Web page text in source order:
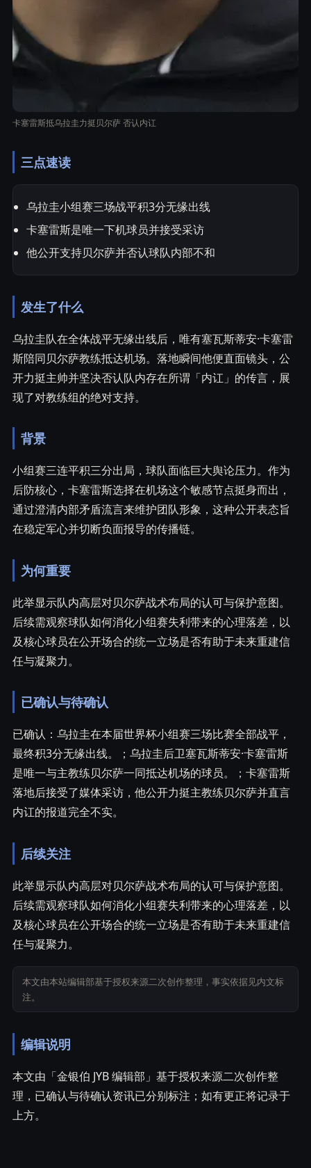
卡塞雷斯抵乌拉圭力挺贝尔萨 否认内讧
三点速读
乌拉圭小组赛三场战平积3分无缘出线
卡塞雷斯是唯一下机球员并接受采访
他公开支持贝尔萨并否认球队内部不和
发生了什么
乌拉圭队在全体战平无缘出线后，唯有塞瓦斯蒂安·卡塞雷
斯陪同贝尔萨教练抵达机场。落地瞬间他便直面镜头，公
开力挺主帅并坚决否认队内存在所谓「内讧」的传言，展
现了对教练组的绝对支持。
背景
小组赛三连平积三分出局，球队面临巨大舆论压力。作为
后防核心，卡塞雷斯选择在机场这个敏感节点挺身而出，
通过澄清内部矛盾流言来维护团队形象，这种公开表态旨
在稳定军心并切断负面报导的传播链。
为何重要
此举显示队内高层对贝尔萨战术布局的认可与保护意图。
后续需观察球队如何消化小组赛失利带来的心理落差，以
及核心球员在公开场合的统一立场是否有助于未来重建信
任与凝聚力。
已确认与待确认
已确认：乌拉圭在本届世界杯小组赛三场比赛全部战平，
最终积3分无缘出线。；乌拉圭后卫塞瓦斯蒂安·卡塞雷斯
是唯一与主教练贝尔萨一同抵达机场的球员。；卡塞雷斯
落地后接受了媒体采访，他公开力挺主教练贝尔萨并直言
内讧的报道完全不实。
后续关注
此举显示队内高层对贝尔萨战术布局的认可与保护意图。
后续需观察球队如何消化小组赛失利带来的心理落差，以
及核心球员在公开场合的统一立场是否有助于未来重建信
任与凝聚力。
本文由本站编辑部基于授权来源二次创作整理，事实依据见内文标
注。
编辑说明
本文由「金银伯 JYB 编辑部」基于授权来源二次创作整
理，已确认与待确认资讯已分别标注；如有更正将记录于
上方。